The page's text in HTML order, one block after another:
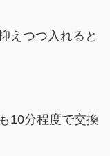
えつつ入れると
10分程度で交換